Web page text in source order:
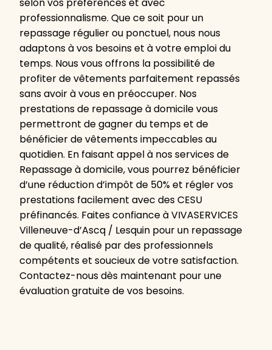
selon vos préférences et avec
professionnalisme. Que ce soit pour un
repassage régulier ou ponctuel, nous nous
adaptons à vos besoins et à votre emploi du
temps. Nous vous offrons la possibilité de
profiter de vêtements parfaitement repassés
sans avoir à vous en préoccuper. Nos
prestations de repassage à domicile vous
permettront de gagner du temps et de
bénéficier de vêtements impeccables au
quotidien. En faisant appel à nos services de
Repassage à domicile, vous pourrez bénéficier
d’une réduction d’impôt de 50% et régler vos
prestations facilement avec des CESU
préfinancés. Faites confiance à VIVASERVICES
Villeneuve-d’Ascq / Lesquin pour un repassage
de qualité, réalisé par des professionnels
compétents et soucieux de votre satisfaction.
Contactez-nous dès maintenant pour une
évaluation gratuite de vos besoins.